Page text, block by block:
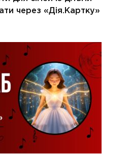
через «Дія.Картку»